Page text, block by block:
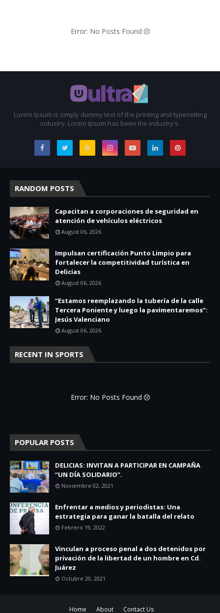
Error: No Posts Found
Lorem Ipsum is simply dummy text of the printing and typesetting
industry. Lorem Ipsum has been the industry's.
RANDOM POSTS
Capacitan a corporaciones de seguridad en
atención de vehículos eléctricos
August 06, 2026
Impulsan certificación Punto Limpio para
fortalecer la competitividad turística en
Delicias
August 06, 2026
“Estamos reemplazando la tubería de la calle
Tercera Poniente y luego la pavimentaremos”:
Jesús Valenciano
August 06, 2026
RECENT IN SPORTS
Error: No Posts Found
POPULAR POSTS
DELICIAS: INVITAN A PARTICIPAR EN CAMPAÑA
“UN DÍA SOLIDARIO”.
Noviembre 02, 2021
Enfrentar a medios y periodistas: Una
estrategia para ganar la batalla del relato
Febrero 19, 2022
Vinculan a proceso penal a dos detenidos por
privación de la libertad de un hombre en Cd.
Juárez
Octubre 20, 2021
Home About Contact Us